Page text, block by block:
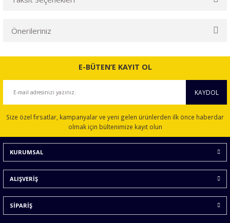
Önerileriniz
Bu ürünün fiyat bilgisi, resim, ürün açıklamalarında ve diğer
konularda yetersiz gördüğünüz noktaları öneri formunu
Ürün açıklamasında eksik bilgiler bulunuyor.
Ürün bilgilerinde hatalar bulunuyor.
Ürün fiyatı diğer sitelerden daha pahalı.
Bu ürüne benzer farklı alternatifler olmalı.
E-BÜTEN’E KAYIT OL
KAYDOL
Size özel fırsatlar, kampanyalar ve yeni gelen ürünlerden ilk önce haberdar
olmak için bültenimize kayıt olun
KURUMSAL
ALIŞVERİŞ
SİPARİŞ